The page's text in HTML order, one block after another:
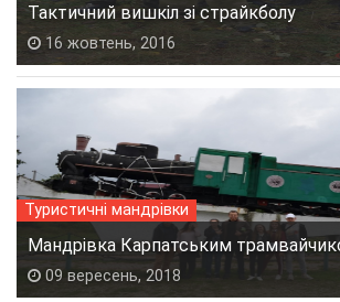
Тактичний вишкіл зі страйкболу
16 жовтень, 2016
Туристичні мандрівки
Мандрівка Карпатським
09 вересень, 2018